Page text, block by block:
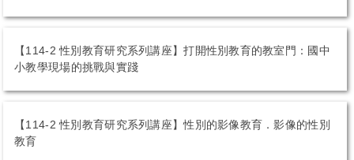
性平影音資源
友善安全校園空間
性平好站導覽
【114-2 性別教育研究系列講座】打開性別教育的教室門：國中
小教學現場的挑戰與實踐
【114-2 性別教育研究系列講座】性別的影像教育．影像的性別
教育